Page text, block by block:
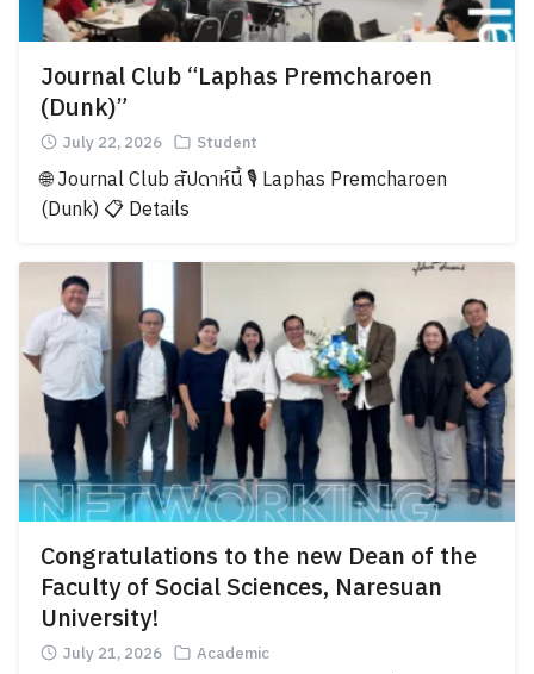
Journal Club “Laphas Premcharoen
(Dunk)”
July 22, 2026 Student
🌐 Journal Club สัปดาห์นี้ 🎙️ Laphas Premcharoen
(Dunk) 📋 Details
Congratulations to the new Dean of the
Faculty of Social Sciences, Naresuan
University!
July 21, 2026 Academic